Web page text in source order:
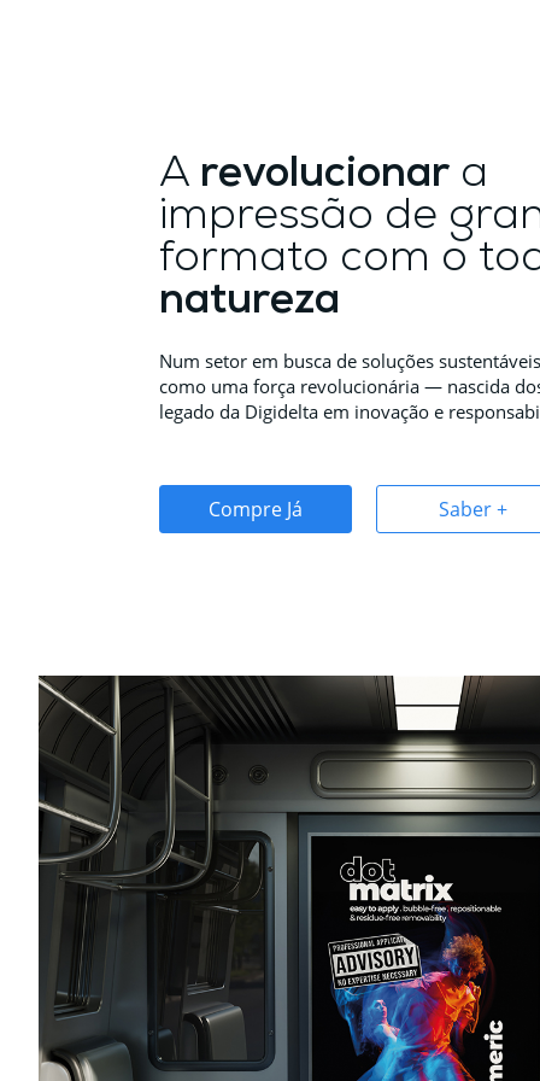
A revolucionar a
impressão de
formato com o
natureza
Num setor em busca de soluções
como uma força revolucionária — nascida
legado da Digidelta em inovação e
Compre Já Saber +